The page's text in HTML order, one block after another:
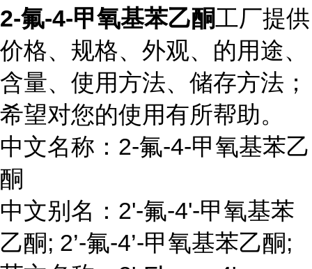
2-氟-4-甲氧基苯乙酮工厂提供
价格、规格、外观、的用途、
含量、使用方法、储存方法；
希望对您的使用有所帮助。
中文名称：2-氟-4-甲氧基苯乙
酮
中文别名：2'-氟-4'-甲氧基苯
乙酮; 2’-氟-4’-甲氧基苯乙酮;